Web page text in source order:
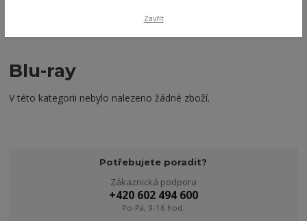
Blu-ray
V této kategorii nebylo nalezeno žádné zboží.
Potřebujete poradit?
Zákaznická podpora
+420 602 494 600
Po-Pá, 9-16 hod.
Zavřít